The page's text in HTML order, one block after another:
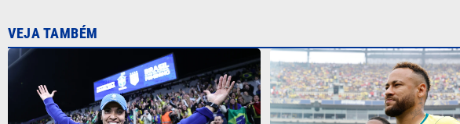
durante a Copa do Mundo Feminina de
2027